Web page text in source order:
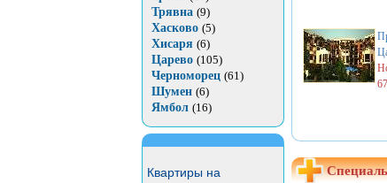
Трявна (9)
Хасково (5)
Хисаря (6)
Царево (105)
Черноморец (61)
Шумен (6)
Ямбол (16)
Квартиры на